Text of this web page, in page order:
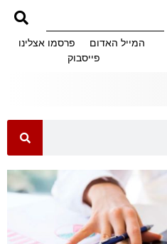
המייל האדום
פרסמו אצלינו
פייסבוק